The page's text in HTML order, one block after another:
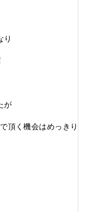
り
が
頂く機会はめっきり